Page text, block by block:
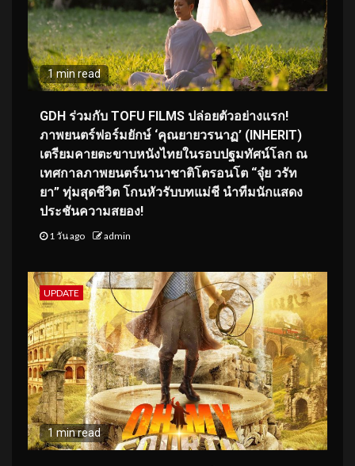
1 min read
GDH ร่วมกับ TOFU FILMS ปล่อยตัวอย่างแรก!
ภาพยนตร์ฟอร์มยักษ์ ‘คุณยายวรนาฏ’ (INHERIT)
เตรียมคายตะขาบหนังไทยในรอบปฐมทัศน์โลก ณ
เทศกาลภาพยนตร์นานาชาติโตรอนโต “จุ๋ย วรัท
ยา” ทุ่มสุดชีวิต โกนหัวรับบทแม่ชี นำทีมนักแสดง
ประชันความสยอง!
1 วัน ago admin
UPDATE
1 min read